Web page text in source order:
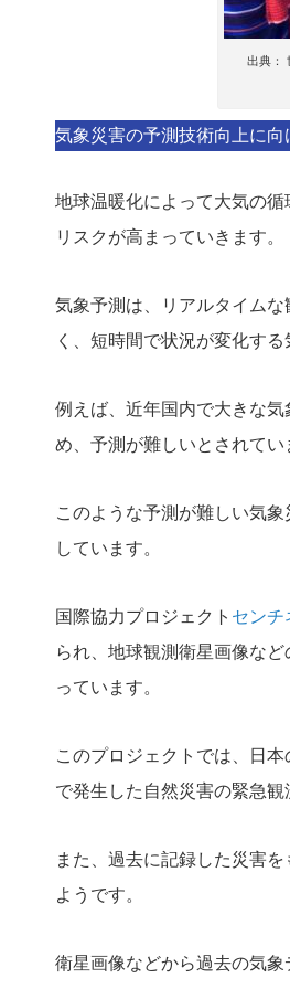
出典：
気象災害の予測技術向上に向
地球温暖化によって大気の
リスクが高まっていきます。
気象予測は、リアルタイム
く、短時間で状況が変化す
例えば、近年国内で大きな
め、予測が難しいとされてい
このような予測が難しい気
しています。
国際協力プロジェクト センチ
られ、地球観測衛星画像な
っています。
このプロジェクトでは、日
で発生した自然災害の緊急
また、過去に記録した災害
ようです。
衛星画像などから過去の気